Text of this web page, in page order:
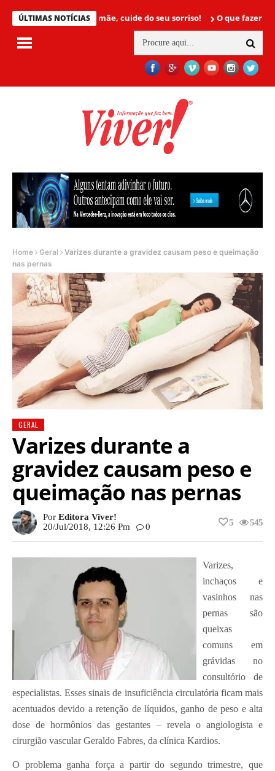
ÚLTIMAS NOTÍCIASMamãe, cuide do seu sorriso! O que fazer para não
Home Geral
Varizes durante a gravidez causam peso e queimação
nas pernas
GERAL
Varizes durante a
gravidez causam peso e
queimação nas pernas
Por Editora Viver!
20/jul/2018, 12:26 Pm
0 545
5
Varizes,
inchaços e
vasinhos nas
pernas são
queixas
comuns em
grávidas no
consultório de
especialistas. Esses sinais de insuficiência circulatória ficam mais
acentuados devido a retenção de líquidos, ganho de peso e alta
dose de hormônios das gestantes – revela o angiologista e
cirurgião vascular Geraldo Fabres, da clínica Kardios.
O problema ganha força a partir do segundo trimestre, que